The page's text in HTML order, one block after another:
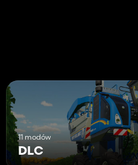
11 modów
DLC